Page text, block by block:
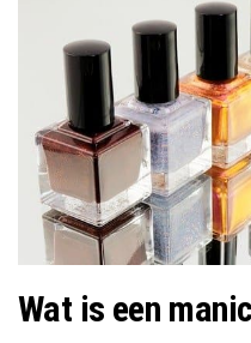
Wat is een